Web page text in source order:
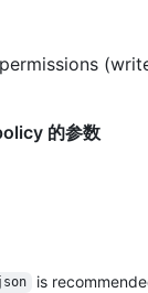
的参数
is